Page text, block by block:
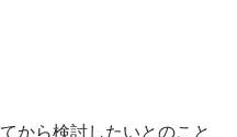
から検討したいとのこと